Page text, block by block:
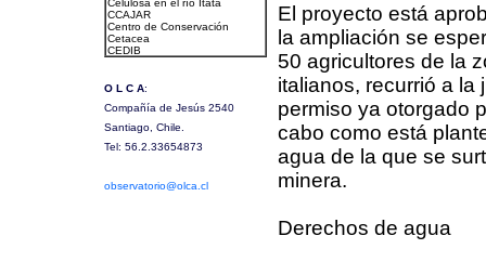
El proyecto está
la ampliación se
50 agricultores de la
italianos, recurrió a la
permiso ya otorgado
cabo como está
agua de la que se
minera.
Derechos de agua